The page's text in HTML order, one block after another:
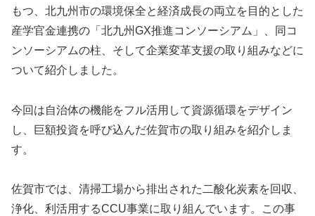
もつ、北九州市の環境保全と経済成長の両立を目的とした
産学官金連携の「北九州GX推進コンソーシアム」、同コ
ンソーシアムの柱、そして企業変革支援の取り組みなどに
ついて紹介しました。
今回は自治体の機能をフル活用して資源循環をデザイン
し、巨額投資を呼び込んだ佐賀市の取り組みを紹介しま
す。
佐賀市では、清掃工場から排出された二酸化炭素を回収、
浄化、利活用するCCU事業に取り組んでいます。この事